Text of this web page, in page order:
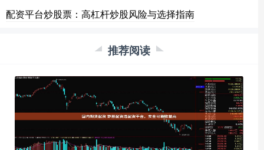
配资平台炒股票：高杠杆炒股风险与选择指南
推荐阅读